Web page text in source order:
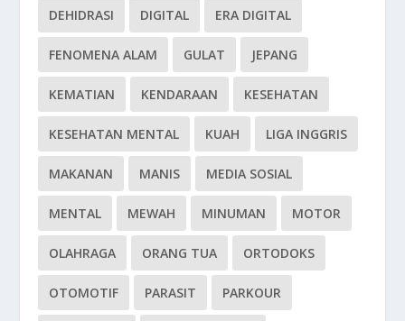
DEHIDRASI DIGITAL ERA DIGITAL
FENOMENA ALAM GULAT JEPANG
KEMATIAN KENDARAAN KESEHATAN
KESEHATAN MENTAL KUAH LIGA INGGRIS
MAKANAN MANIS MEDIA SOSIAL
MENTAL MEWAH MINUMAN MOTOR
OLAHRAGA ORANG TUA ORTODOKS
OTOMOTIF PARASIT PARKOUR